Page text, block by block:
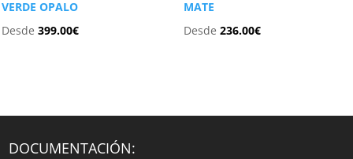
VERDE OPALO
Desde399.00€
MATE
Desde 236.00€
DOCUMENTACIÓN: